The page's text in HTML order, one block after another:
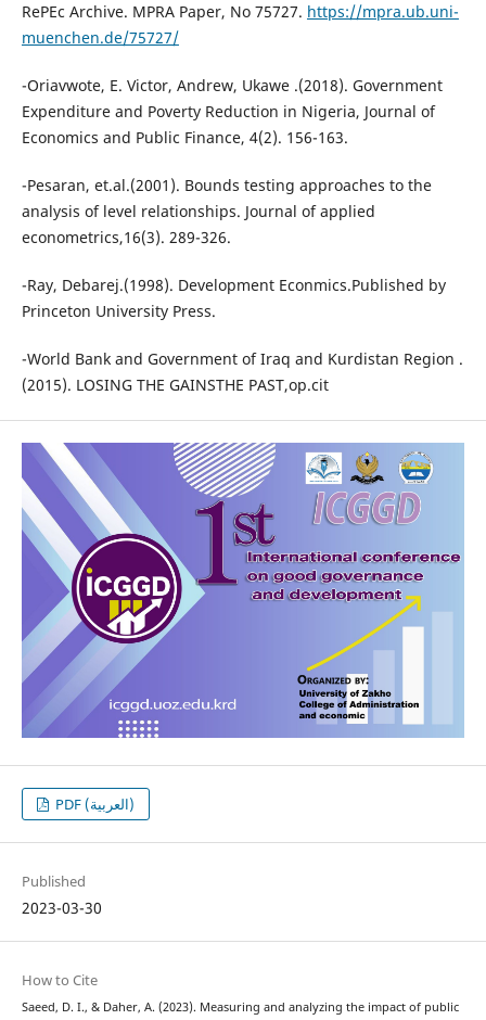
RePEc Archive. MPRA Paper, No 75727. https://mpra.ub.uni-
muenchen.de/75727/
-Oriavwote, E. Victor, Andrew, Ukawe .(2018). Government
Expenditure and Poverty Reduction in Nigeria, Journal of
Economics and Public Finance, 4(2). 156-163.
-Pesaran, et.al.(2001). Bounds testing approaches to the
analysis of level relationships. Journal of applied
econometrics,16(3). 289-326.
-Ray, Debarej.(1998). Development Econmics.Published by
Princeton University Press.
-World Bank and Government of Iraq and Kurdistan Region .
(2015). LOSING THE GAINSTHE PAST,op.cit
PDF (العربية)
Published
2023-03-30
How to Cite
Saeed, D. I., & Daher, A. (2023). Measuring and analyzing the impact of public